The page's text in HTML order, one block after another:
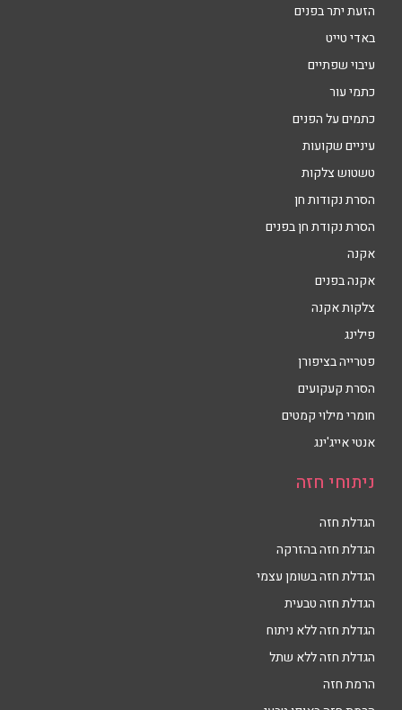
הזעת יתר בפנים
באדי טייט
עיבוי שפתיים
כתמי עור
כתמים על הפנים
עיניים שקועות
טשטוש צלקות
הסרת נקודות חן
הסרת נקודת חן בפנים
אקנה
אקנה בפנים
צלקות אקנה
פילינג
פטרייה בציפורן
הסרת קעקועים
חומרי מילוי קמטים
אנטי אייג'ינג
ניתוחי חזה
הגדלת חזה
הגדלת חזה בהזרקה
הגדלת חזה בשומן עצמי
הגדלת חזה טבעית
הגדלת חזה ללא ניתוח
הגדלת חזה ללא שתל
הרמת חזה